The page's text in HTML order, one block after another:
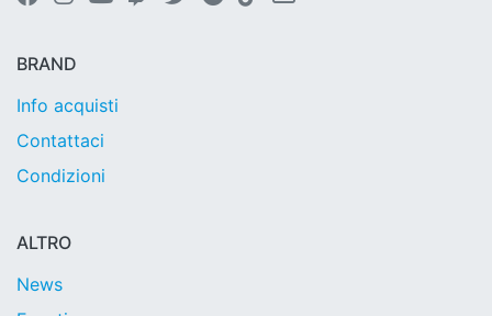
BRAND
Info acquisti
Contattaci
Condizioni
ALTRO
News